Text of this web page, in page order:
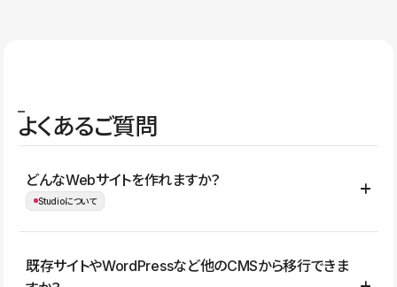
よくあるご質問
どんなWebサイトを作れますか？
Studioについて
コーポレートサイト、サービスサイト、LP、採用サイト、ブロ
グ・メディア、イベントサイト、店舗・商品紹介サイト、ポートフ
既存サイトやWordPressなど他のCMSから移行できま